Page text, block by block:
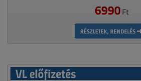
6990Ft
RÉSZLETEK, RENDELÉS
VL előfizetés